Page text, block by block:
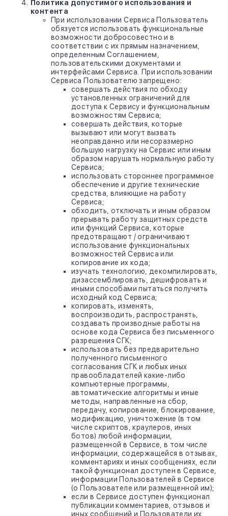
Политика допустимого использования и
контента
При использовании Сервиса Пользователь
обязуется использовать функциональные
возможности добросовестно и в
соответствии с их прямым назначением,
определенным Соглашением,
пользовательскими документами и
интерфейсами Сервиса. При использовании
Сервиса Пользователю запрещено:
совершать действия по обходу
установленных ограничений для
доступа к Сервису и функциональным
возможностям Сервиса;
совершать действия, которые
вызывают или могут вызвать
неоправданно или несоразмерно
большую нагрузку на Сервис или иным
образом нарушать нормальную работу
Сервиса;
использовать стороннее программное
обеспечение и другие технические
средства, влияющие на работу
Сервиса;
обходить, отключать и иным образом
прерывать работу защитных средств
или функций Сервиса, которые
предотвращают / ограничивают
использование функциональных
возможностей Сервиса или
копирование их кода;
изучать технологию, декомпилировать,
дизассемблировать, дешифровать и
иными способами пытаться получить
исходный код Сервиса;
копировать, изменять,
воспроизводить, распространять,
создавать производные работы на
основе кода Сервиса без письменного
разрешения СГК;
использовать без предварительно
полученного письменного
согласования СГК и любых иных
правообладателей какие-либо
компьютерные программы,
автоматические алгоритмы и иные
методы, направленные на сбор,
передачу, копирование, блокирование,
модификацию, уничтожение (в том
числе скриптов, краулеров, иных
ботов) любой информации,
размещенной в Сервисе, в том числе
информации, содержащейся в отзывах,
комментариях и иных сообщениях, если
такой функционал доступен в Сервисе,
информации Пользователей в Сервисе
(о Пользователе или размещенной им);
если в Сервисе доступен функционал
публикации комментариев, отзывов и
иных сообщений и Пользователи их